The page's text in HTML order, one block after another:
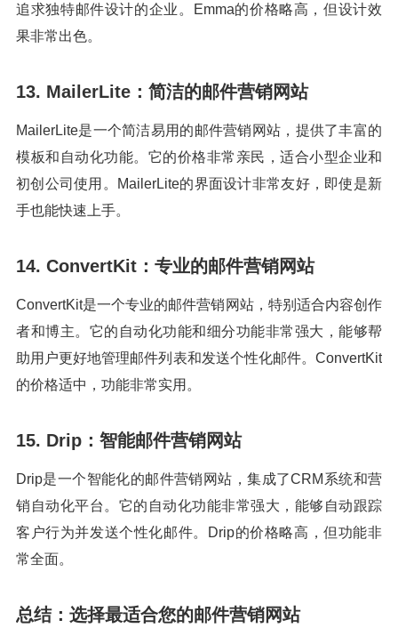
追求独特邮件设计的企业。Emma的价格略高，但设计效
果非常出色。
13. MailerLite：简洁的邮件营销网站
MailerLite是一个简洁易用的邮件营销网站，提供了丰富的
模板和自动化功能。它的价格非常亲民，适合小型企业和
初创公司使用。MailerLite的界面设计非常友好，即使是新
手也能快速上手。
14. ConvertKit：专业的邮件营销网站
ConvertKit是一个专业的邮件营销网站，特别适合内容创作
者和博主。它的自动化功能和细分功能非常强大，能够帮
助用户更好地管理邮件列表和发送个性化邮件。ConvertKit
的价格适中，功能非常实用。
15. Drip：智能邮件营销网站
Drip是一个智能化的邮件营销网站，集成了CRM系统和营
销自动化平台。它的自动化功能非常强大，能够自动跟踪
客户行为并发送个性化邮件。Drip的价格略高，但功能非
常全面。
总结：选择最适合您的邮件营销网站